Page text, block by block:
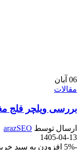
06 آبان
مقالات
بررسی ویلچر فلج
ارسال توسط arazSEO
1405-04-13
-5% افزودن به